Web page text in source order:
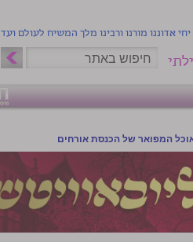
יחי אדוננו מורנו ורבינו מלך המשיח לעולם ועד
המפואר של הכנסת אורחים